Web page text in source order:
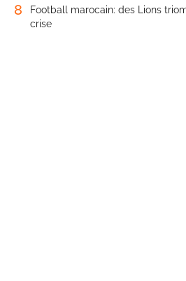
8
Football marocain: des Lions
crise